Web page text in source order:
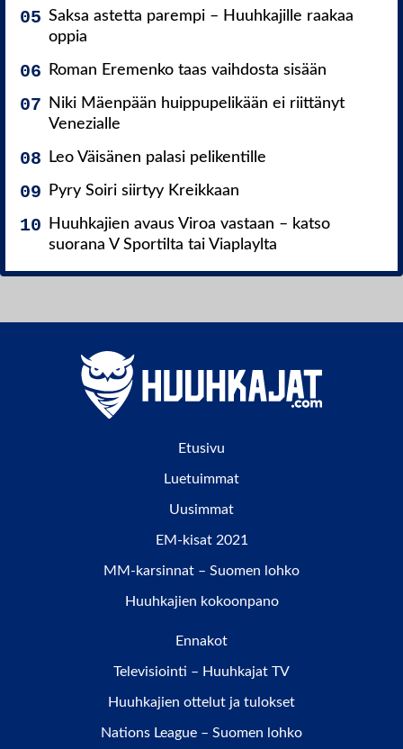
Saksa astetta parempi – Huuhkajille raakaa
oppia
Roman Eremenko taas vaihdosta sisään
Niki Mäenpään huippupelikään ei riittänyt
Venezialle
Leo Väisänen palasi pelikentille
Pyry Soiri siirtyy Kreikkaan
Huuhkajien avaus Viroa vastaan – katso
suorana V Sportilta tai Viaplaylta
Etusivu
Luetuimmat
Uusimmat
EM-kisat 2021
MM-karsinnat – Suomen lohko
Huuhkajien kokoonpano
Ennakot
Televisiointi – Huuhkajat TV
Huuhkajien ottelut ja tulokset
Nations League – Suomen lohko